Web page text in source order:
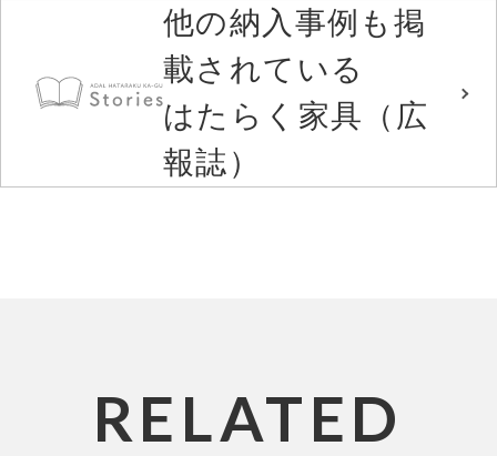
他の納入事例も掲
載されている
はたらく家具（広
報誌）
RELATED